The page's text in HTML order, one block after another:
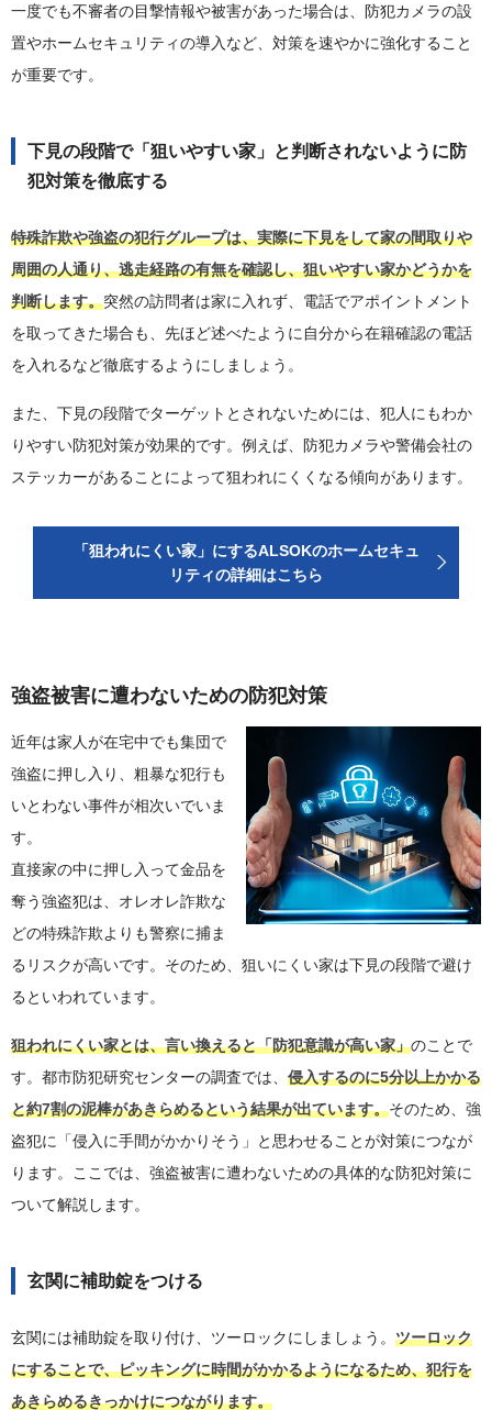
一度でも不審者の目撃情報や被害があった場合は、防犯カメラの設
置やホームセキュリティの導入など、対策を速やかに強化すること
が重要です。
下見の段階で「狙いやすい家」と判断されないように防
犯対策を徹底する
特殊詐欺や強盗の犯行グループは、実際に下見をして家の間取りや
周囲の人通り、逃走経路の有無を確認し、狙いやすい家かどうかを
判断します。突然の訪問者は家に入れず、電話でアポイントメント
を取ってきた場合も、先ほど述べたように自分から在籍確認の電話
を入れるなど徹底するようにしましょう。
また、下見の段階でターゲットとされないためには、犯人にもわか
りやすい防犯対策が効果的です。例えば、防犯カメラや警備会社の
ステッカーがあることによって狙われにくくなる傾向があります。
「狙われにくい家」にするALSOKのホームセキュ
リティの詳細はこちら
強盗被害に遭わないための防犯対策
近年は家人が在宅中でも集団で
強盗に押し入り、粗暴な犯行も
いとわない事件が相次いでいま
す。
直接家の中に押し入って金品を
奪う強盗犯は、オレオレ詐欺な
どの特殊詐欺よりも警察に捕ま
るリスクが高いです。そのため、狙いにくい家は下見の段階で避け
るといわれています。
狙われにくい家とは、言い換えると「防犯意識が高い家」のことで
す。都市防犯研究センターの調査では、 侵入するのに5分以上かかる
と約7割の泥棒があきらめるという結果が出ています。そのため、強
盗犯に「侵入に手間がかかりそう」と思わせることが対策につなが
ります。ここでは、強盗被害に遭わないための具体的な防犯対策に
ついて解説します。
玄関に補助錠をつける
玄関には補助錠を取り付け、ツーロックにしましょう。 ツーロック
にすることで、ピッキングに時間がかかるようになるため、犯行を
あきらめるきっかけにつながります。